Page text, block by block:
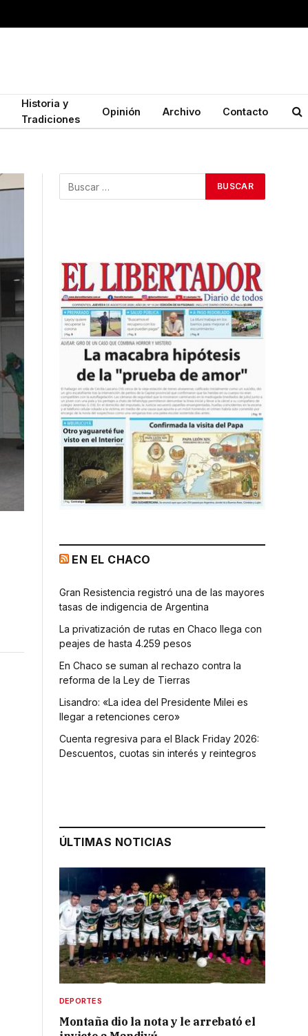
Historia y
Tradiciones
Opinión Archivo Contacto
EN EL CHACO
Gran Resistencia registró una de las mayores
tasas de indigencia de Argentina
La privatización de rutas en Chaco llega con
peajes de hasta 4.259 pesos
En Chaco se suman al rechazo contra la
reforma de la Ley de Tierras
Lisandro: «La idea del Presidente Milei es
llegar a retenciones cero»
Cuenta regresiva para el Black Friday 2026:
Descuentos, cuotas sin interés y reintegros
ÚLTIMAS NOTICIAS
DEPORTES
Montaña dio la nota y le arrebató el